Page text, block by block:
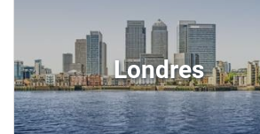
Londres